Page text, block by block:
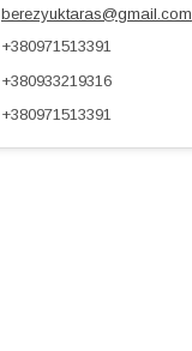
berezyuktaras@gmail.com
+380971513391
+380933219316
+380971513391